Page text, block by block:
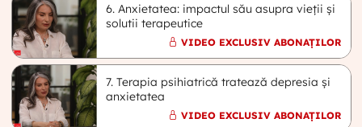
6. Anxietatea: impactul său asupra vieții și
solutii terapeutice
VIDEO EXCLUSIV ABONAȚILOR
7. Terapia psihiatrică tratează depresia și
anxietatea
VIDEO EXCLUSIV ABONAȚILOR